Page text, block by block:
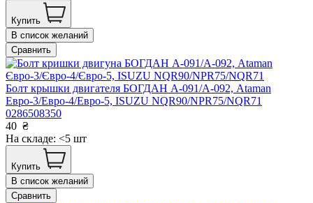
Купить
В список желаний
Сравнить
Болт крышки двигателя БОГДАН А-091/А-092, Ataman
Евро-3/Евро-4/Евро-5, ISUZU NQR90/NPR75/NQR71
0286508350
40 ₴
На складе: <5 шт
Купить
В список желаний
Сравнить